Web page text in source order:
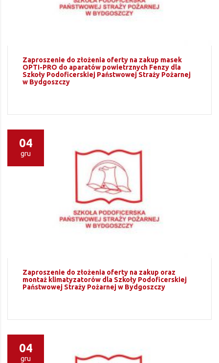
Zaproszenie do złożenia oferty na zakup masek
OPTI-PRO do aparatów powietrznych Fenzy dla
Szkoły Podoficerskiej Państwowej Straży Pożarnej
w Bydgoszczy
04
gru
Zaproszenie do złożenia oferty na zakup oraz
montaż klimatyzatorów dla Szkoły Podoficerskiej
Państwowej Straży Pożarnej w Bydgoszczy
04
gru